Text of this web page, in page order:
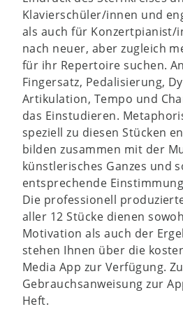
Klavierschüler/innen und
als auch für Konzertpianist/
nach neuer, aber zugleich
für ihr Repertoire suchen.
Fingersatz, Pedalisierung,
Artikulation, Tempo und
das Einstudieren.
speziell zu diesen Stücken
bilden zusammen mit der
künstlerisches Ganzes und
entsprechende
Die professionell
aller 12 Stücke dienen
Motivation als auch der
stehen Ihnen über die
Media App zur Verfügung.
Gebrauchsanweisung zur
Heft.